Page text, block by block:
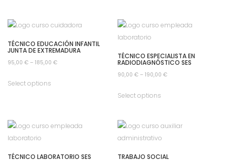
TÉCNICO EDUCACIÓN INFANTIL
JUNTA DE EXTREMADURA
95,00 € – 185,00 €
Select options
TÉCNICO ESPECIALISTA EN
RADIODIAGNÓSTICO SES
90,00€ –190,00€
Select options
TÉCNICO LABORATORIO SES TRABAJO SOCIAL